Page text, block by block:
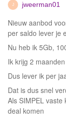
J jweerman01
Nieuw aanbod
per saldo lever je
Nu heb ik 5Gb,
Ik krijg 2
Dus lever ik per
Dat is dus snel
Als SIMPEL
deal komen